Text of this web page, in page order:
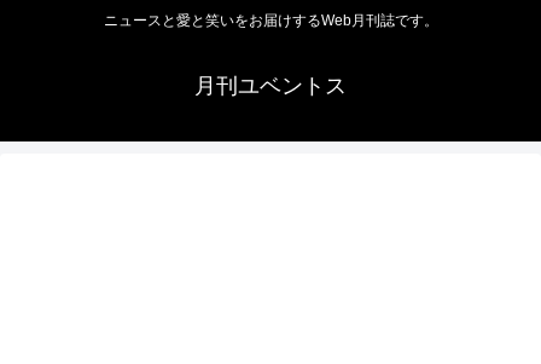
ニュースと愛と笑いをお届けするWeb月刊誌です。
月刊ユベントス